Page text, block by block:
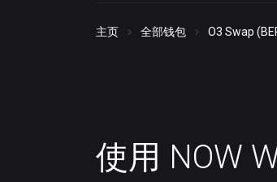
主页 全部钱包 O3 Swap
使用 NOW